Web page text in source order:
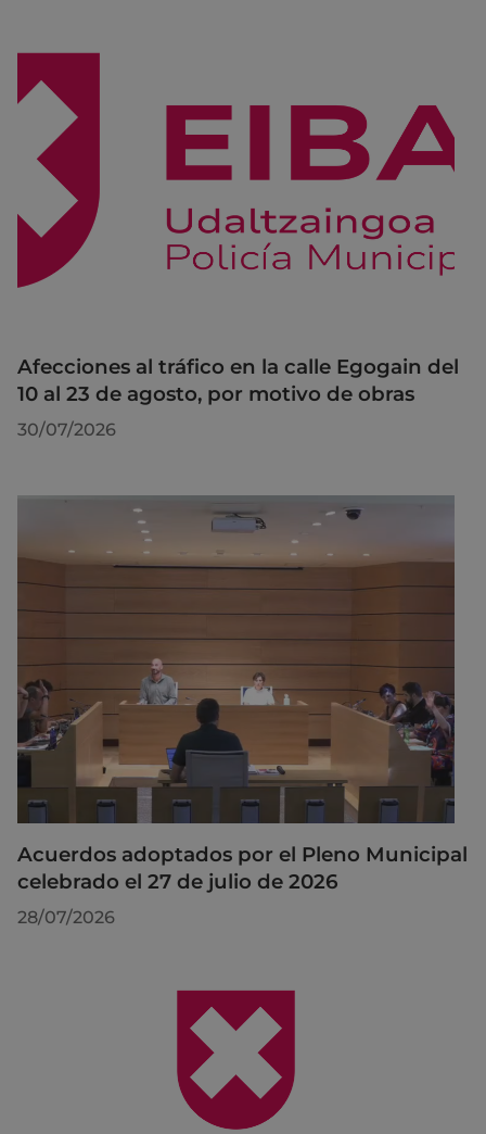
Afecciones al tráfico en la calle Egogain del
10 al 23 de agosto, por motivo de obras
30/07/2026
Acuerdos adoptados por el Pleno Municipal
celebrado el 27 de julio de 2026
28/07/2026